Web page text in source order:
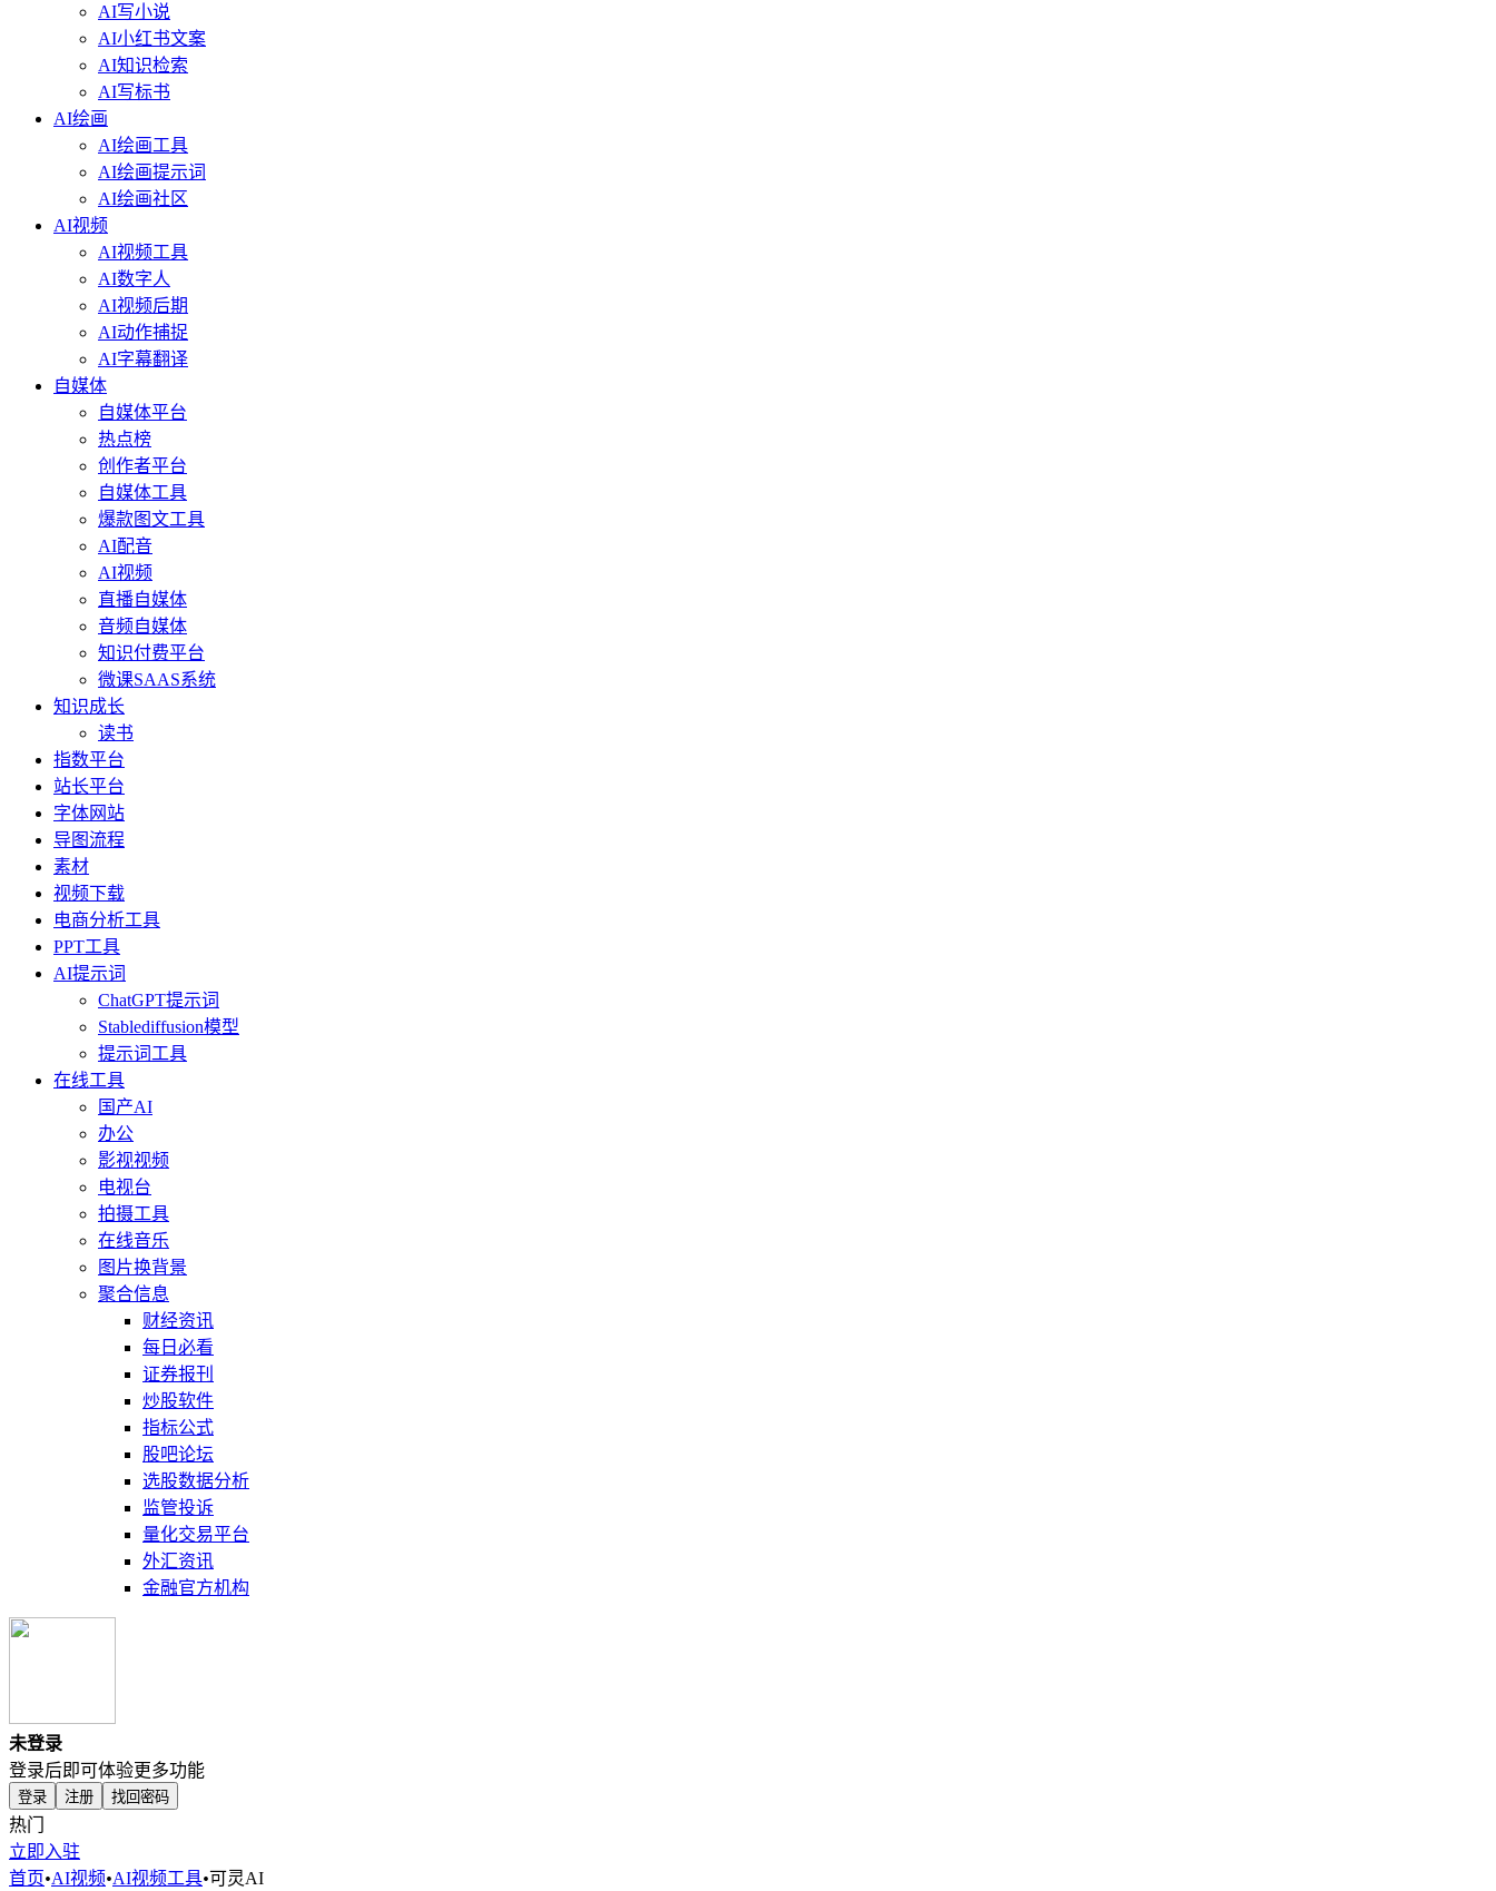
AI写小说
AI小红书文案
AI知识检索
AI写标书
AI绘画
AI绘画工具
AI绘画提示词
AI绘画社区
AI视频
AI视频工具
AI数字人
AI视频后期
AI动作捕捉
AI字幕翻译
自媒体
自媒体平台
热点榜
创作者平台
自媒体工具
爆款图文工具
AI配音
AI视频
直播自媒体
音频自媒体
知识付费平台
微课SAAS系统
知识成长
读书
指数平台
站长平台
字体网站
导图流程
素材
视频下载
电商分析工具
PPT工具
AI提示词
ChatGPT提示词
Stablediffusion模型
提示词工具
在线工具
国产AI
办公
影视视频
电视台
拍摄工具
在线音乐
图片换背景
聚合信息
财经资讯
每日必看
证券报刊
炒股软件
指标公式
股吧论坛
选股数据分析
监管投诉
量化交易平台
外汇资讯
金融官方机构
未登录
登录后即可体验更多功能
登录 注册 找回密码
热门
立即入驻
首页•AI视频•AI视频工具•可灵AI